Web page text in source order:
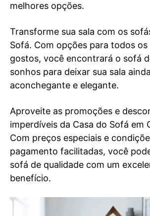
melhores opções.
Transforme sua sala com os
Sofá. Com opções para todos os
gostos, você encontrará o sofá
sonhos para deixar sua sala
aconchegante e elegante.
Aproveite as promoções e
imperdíveis da Casa do Sofá em
Com preços especiais e
pagamento facilitadas, você
sofá de qualidade com um
benefício.